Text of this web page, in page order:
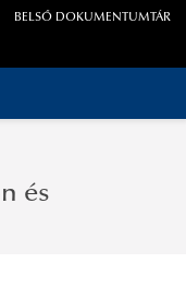
BELSŐ DOKUMENTUMTÁR
és